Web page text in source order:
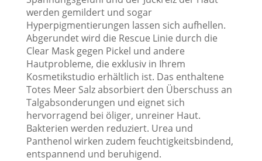
werden gemildert und sogar
Hyperpigmentierungen lassen sich aufhellen.
Abgerundet wird die Rescue Linie durch die
Clear Mask gegen Pickel und andere
Hautprobleme, die exklusiv in Ihrem
Kosmetikstudio erhältlich ist. Das enthaltene
Totes Meer Salz absorbiert den Überschuss an
Talgabsonderungen und eignet sich
hervorragend bei öliger, unreiner Haut.
Bakterien werden reduziert. Urea und
Panthenol wirken zudem feuchtigkeitsbindend,
entspannend und beruhigend.